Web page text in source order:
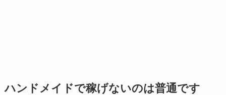
ハンドメイドで稼げないのは普通です